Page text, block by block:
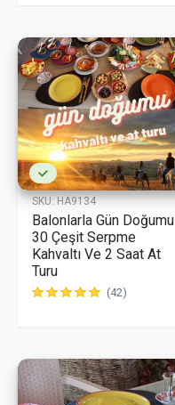
SKU:HA9134
Balonlarla Gün Doğumu
30 Çeşit Serpme
Kahvaltı Ve 2 Saat At
Turu
(42)